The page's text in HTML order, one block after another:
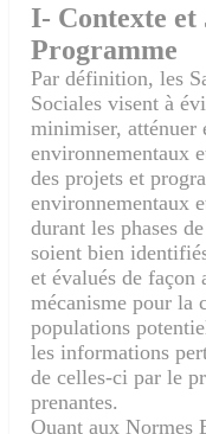
I- Contexte
Programme
Par définition, les
Sociales visent à
minimiser, atténuer
environnementaux
des projets et
environnementaux
durant les phases
soient bien
et évalués de
mécanisme pour la
populations
les informations
de celles-ci par le
prenantes.
Quant aux Normes